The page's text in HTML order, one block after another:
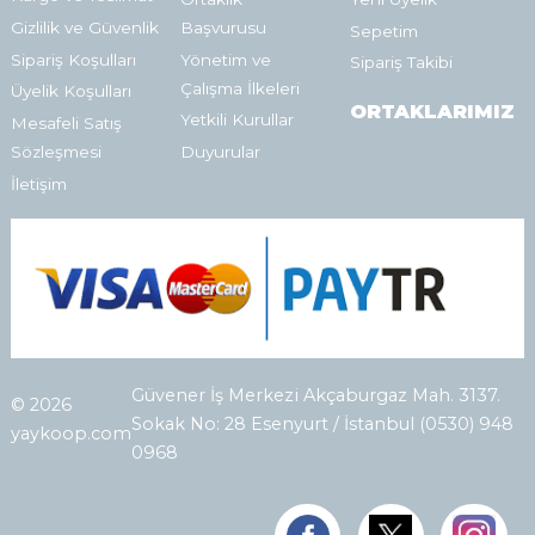
Gizlilik ve Güvenlik
Sipariş Koşulları
Üyelik Koşulları
Mesafeli Satış
Sözleşmesi
İletişim
Başvurusu
Yönetim ve
Çalışma İlkeleri
Yetkili Kurullar
Duyurular
Sepetim
Sipariş Takibi
ORTAKLARIMIZ
© 2026
yaykoop.com
Güvener İş Merkezi Akçaburgaz Mah. 3137.
Sokak No: 28 Esenyurt / İstanbul (0530) 948
0968